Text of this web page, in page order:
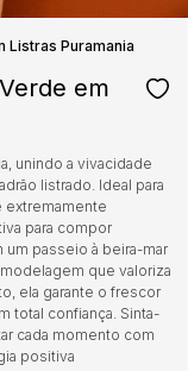
Listras Puramania
em
unindo a vivacidade
listrado. Ideal para
extremamente
para compor
passeio à beira-mar
que valoriza
ela garante o frescor
total confiança. Sinta-
cada momento com
positiva